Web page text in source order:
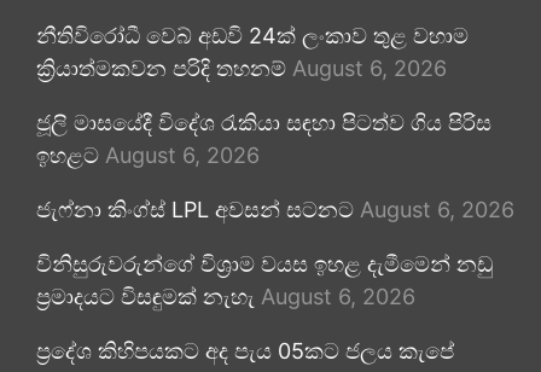
නීතිවිරෝධී වෙබ් අඩවි 24ක් ලංකාව තුළ වහාම
ක්‍රියාත්මකවන පරිදි තහනම් August 6, 2026
ජූලි මාසයේදී විදේශ රැකියා සඳහා පිටත්ව ගිය පිරිස
ඉහළට August 6, 2026
ජැෆ්නා කිංග්ස් LPL අවසන් සටනට August 6, 2026
විනිසුරුවරුන්ගේ විශ්‍රාම වයස ඉහළ දැමීමෙන් නඩු
ප්‍රමාදයට විසඳුමක් නැහැ August 6, 2026
ප්‍රදේශ කිහිපයකට අද පැය 05කට ජලය කැපේ